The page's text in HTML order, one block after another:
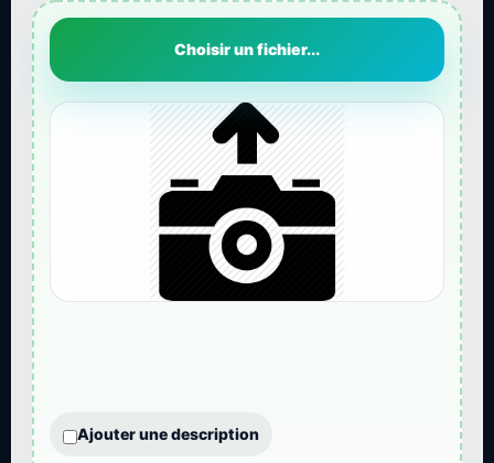
Choisir un fichier...
Ajouter une description